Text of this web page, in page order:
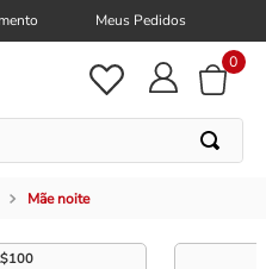
Meus Pedidos
0
Mãe noite